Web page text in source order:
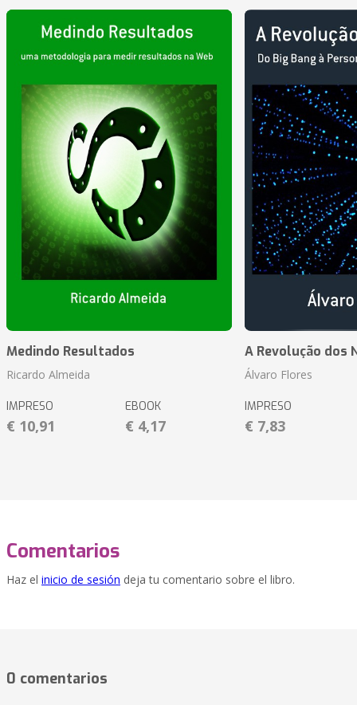
Medindo Resultados
Ricardo Almeida
IMPRESO
€ 10,91
EBOOK
€ 4,17
A Revolução dos
Álvaro Flores
IMPRESO
€ 7,83
Comentarios
Haz el inicio de sesión deja tu comentario sobre el libro.
0 comentarios